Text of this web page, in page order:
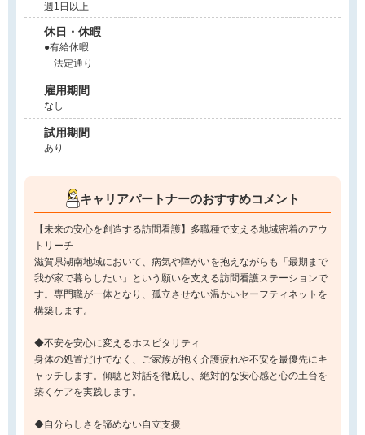
週1日以上
休日・休暇
●有給休暇
法定通り
雇用期間
なし
試用期間
あり
キャリアパートナーのおすすめコメント
【未来の安心を創造する訪問看護】多職種で支える地域密着のアウ
トリーチ
滋賀県湖南地域において、病気や障がいを抱えながらも「最期まで
我が家で暮らしたい」という願いを支える訪問看護ステーションで
す。専門職が一体となり、孤立させない温かいセーフティネットを
構築します。
◆不安を安心に変えるホスピタリティ
身体の処置だけでなく、ご家族が抱く介護疲れや不安を最優先にキ
ャッチします。傾聴と対話を徹底し、絶対的な安心感と心の土台を
築くケアを実践します。
◆自分らしさを諦めない自立支援